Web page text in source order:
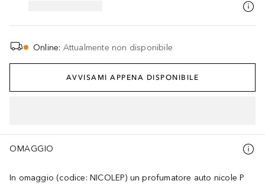
Online: Attualmente non disponibile
AVVISAMI APPENA DISPONIBILE
OMAGGIO
In omaggio (codice: NICOLEP) un profumatore auto nicole P